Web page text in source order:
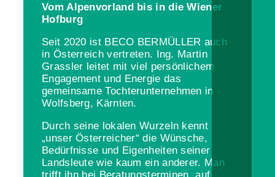
Vom Alpenvorland bis in die Wiener
Hofburg
Seit 2020 ist BECO BERMÜLLER auch
in Österreich vertreten. Ing. Martin
Grassler leitet mit viel persönlichem
Engagement und Energie das
gemeinsame Tochterunternehmen in
Wolfsberg, Kärnten.
Durch seine lokalen Wurzeln kennt
„unser Österreicher“ die Wünsche,
Bedürfnisse und Eigenheiten seiner
Landsleute wie kaum ein anderer. Man